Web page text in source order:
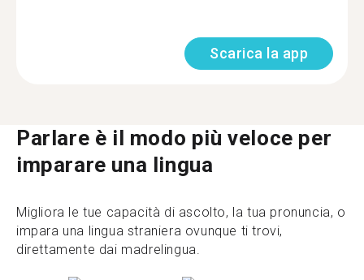
Scarica la app
Parlare è il modo più veloce per
imparare una lingua
Migliora le tue capacità di ascolto, la tua pronuncia, o
impara una lingua straniera ovunque ti trovi,
direttamente dai madrelingua.